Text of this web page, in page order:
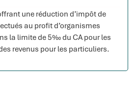
une réduction d’impôt de
au profit d’organismes
la limite de 5‰ du CA pour les
revenus pour les particuliers.